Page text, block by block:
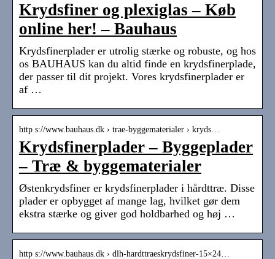
Krydsfiner og plexiglas – Køb
online her! – Bauhaus
Krydsfinerplader er utrolig stærke og robuste, og hos
os BAUHAUS kan du altid finde en krydsfinerplade,
der passer til dit projekt. Vores krydsfinerplader er
af …
http s://www.bauhaus.dk › trae-byggematerialer › kryds…
Krydsfinerplader – Byggeplader
– Træ & byggematerialer
Østenkrydsfiner er krydsfinerplader i hårdttræ. Disse
plader er opbygget af mange lag, hvilket gør dem
ekstra stærke og giver god holdbarhed og høj …
http s://www.bauhaus.dk › dlh-hardttraeskrydsfiner-15×24…